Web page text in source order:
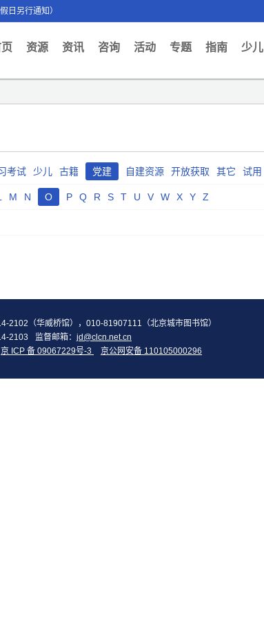
日另行通知）
(current)
资源 资讯 咨询 活动 专题 指南 少儿
考试 少儿 古籍 党建 自建资源 开放获取 其它 试用
M N O P Q R S T U V W X Y Z
2102（华威桥馆），010-81907111（北京城市图书馆）
2103
监督邮箱： jd@clcn.net.cn
京 ICP 备 09067229号-3 京公网安备 110105000296